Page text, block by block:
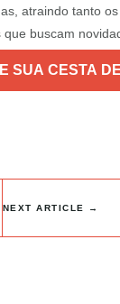
atraindo tanto
buscam
SUA CESTA
NEXT ARTICLE →